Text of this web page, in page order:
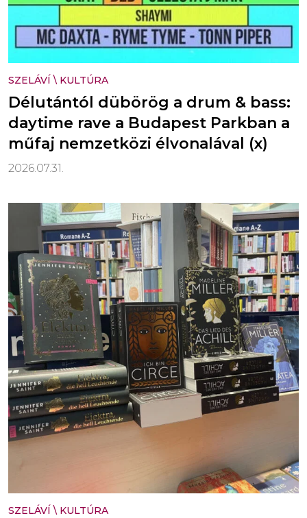
SZELÁVÍ \ KULTÚRA
Délutántól dübörög a drum & bass:
daytime rave a Budapest Parkban a
műfaj nemzetközi élvonalával (x)
2026.07.31.
SZELÁVÍ \ KULTÚRA